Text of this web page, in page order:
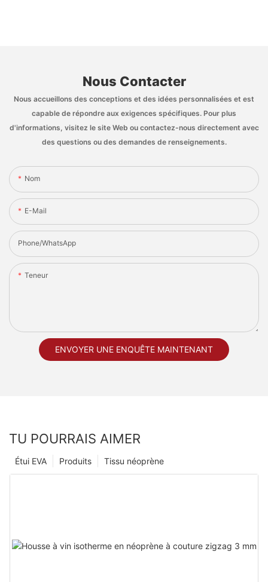
Nous Contacter
Nous accueillons des conceptions et des idées personnalisées et est
capable de répondre aux exigences spécifiques. Pour plus
d'informations, visitez le site Web ou contactez-nous directement avec
des questions ou des demandes de renseignements.
Nom
E-Mail
Phone/whatsApp
Teneur
ENVOYER UNE ENQUÊTE MAINTENANT
TU POURRAIS AIMER
Tissu néoprène
Produits
Étui EVA